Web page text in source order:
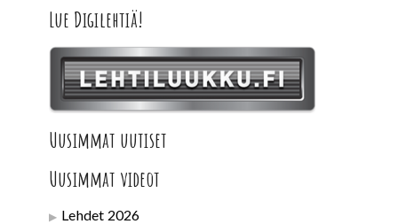
Lue Digilehtiä!
Uusimmat uutiset
Uusimmat videot
Lehdet 2026